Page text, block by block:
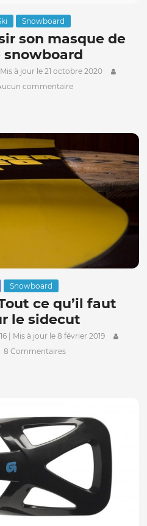
Snowboard
son masque de
snowboard
Mis à jour le 21 octobre 2020
commentaire
Snowboard
ce qu’il faut
le sidecut
| Mis à jour le 8 février 2019
8 Commentaires